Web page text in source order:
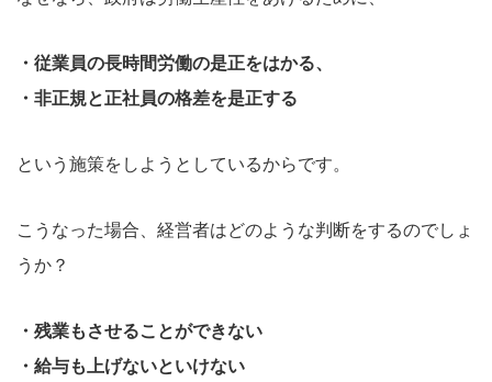
・従業員の長時間労働の是正をはかる、
・非正規と正社員の格差を是正する
という施策をしようとしているからです。
こうなった場合、経営者はどのような判断をするのでしょ
うか？
・残業もさせることができない
・給与も上げないといけない